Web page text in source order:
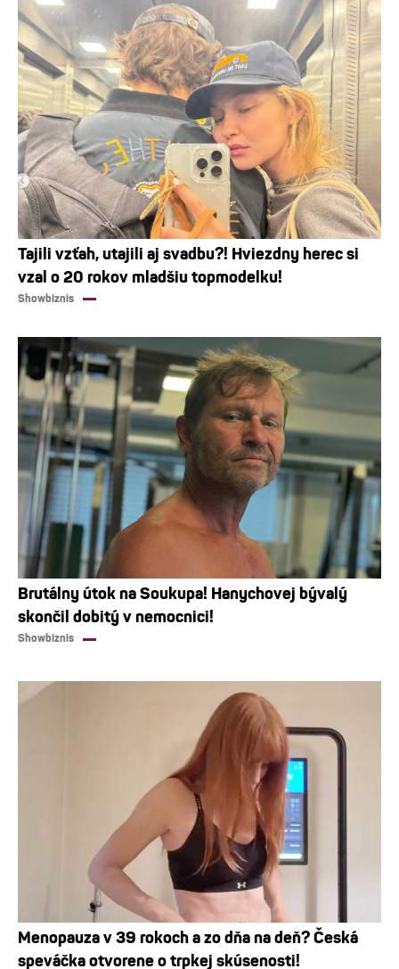
Tajili vzťah, utajili aj svadbu?! Hviezdny herec si
vzal o 20 rokov mladšiu topmodelku!
Showbiznis
Brutálny útok na Soukupa! Hanychovej bývalý
skončil dobitý v nemocnici!
Showbiznis
Menopauza v 39 rokoch a zo dňa na deň? Česká
speváčka otvorene o trpkej skúsenosti!